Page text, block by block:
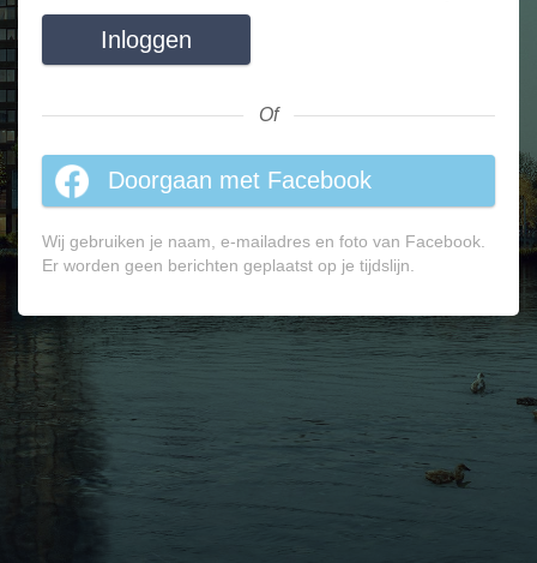
Inloggen
Of
Doorgaan met Facebook
Wij gebruiken je naam, e-mailadres en foto van Facebook.
Er worden geen berichten geplaatst op je tijdslijn.